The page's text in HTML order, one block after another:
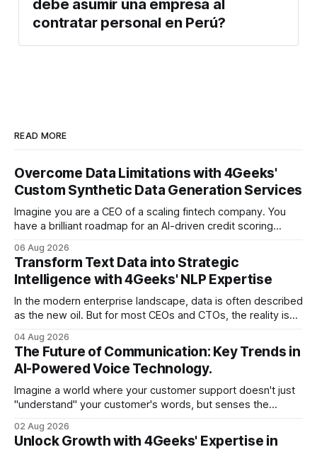
debe asumir una empresa al
contratar personal en Perú?
READ MORE
Overcome Data Limitations with 4Geeks'
Custom Synthetic Data Generation Services
Imagine you are a CEO of a scaling fintech company. You
have a brilliant roadmap for an AI-driven credit scoring
have the talent, the infrastructure, and the ambition. But
there is one glaring wall in your path: your data is locked
06 Aug 2026
Transform Text Data into Strategic
Intelligence with 4Geeks' NLP Expertise
In the modern enterprise landscape, data is often described
as the new oil. But for most CEOs and CTOs, the reality is
swamp of unstructured text. Emails, customer support
tickets, Slack threads, social media mentions, and PDF
reports contain
04 Aug 2026
The Future of Communication: Key Trends in
AI-Powered Voice Technology.
Imagine a world where your customer support doesn't just
"understand" your customer's words, but senses the
more empathetic, and solves a complex billing dispute in
thirty seconds—all without a human agent
02 Aug 2026
Unlock Growth with 4Geeks' Expertise in